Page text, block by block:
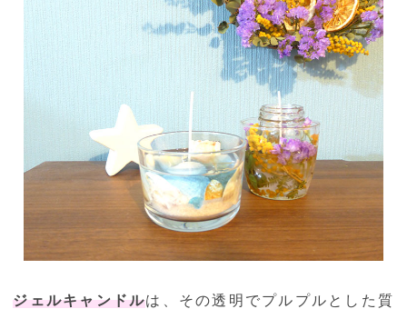
ジェルキャンドルは、その透明でプルプルとした質